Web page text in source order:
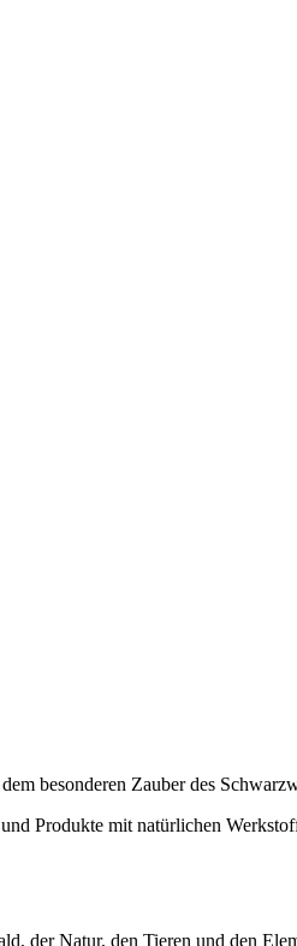
besonderen Zauber des
Produkte mit natürlichen
der Natur, den Tieren und den